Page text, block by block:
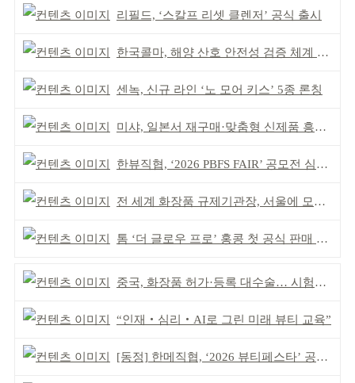
리필드, ‘스칼프 리셋 클렌저’ 공식 출시
한국콜마, 해양 산호 안전성 검증 체계 구축
센녹, 신규 라인 ‘노 모어 키스’ 5종 론칭
미샤, 일본서 재구매·맞춤형 신제품 흥행 ‘쌍끌이’
한뷰직협, ‘2026 PBFS FAIR’ 공모전 심사 성료
전 세계 화장품 규제기관장, 서울에 모인다
톰 ‘더 글로우 프로’ 홍콩 첫 공식 판매 완판
중국, 화장품 허가·등록 대수술… 시험자료 공용 허용
“인재‧심리‧AI로 그린 미래 뷰티 교육”
[동정] 한메직협, ‘2026 뷰티페스타’ 공동 주최